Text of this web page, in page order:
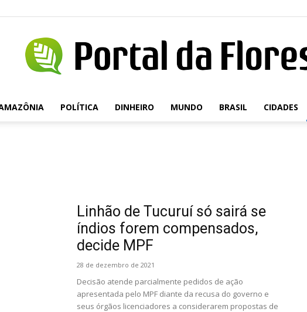
Portal
POLÍTICA DINHEIRO MUNDO BRASIL CIDADES
Linhão de Tucuruí só sairá se
índios forem compensados,
decide MPF
28 de dezembro de 2021
Decisão atende parcialmente pedidos de ação
apresentada pelo MPF diante da recusa do governo e
seus órgãos licenciadores a considerarem propostas de